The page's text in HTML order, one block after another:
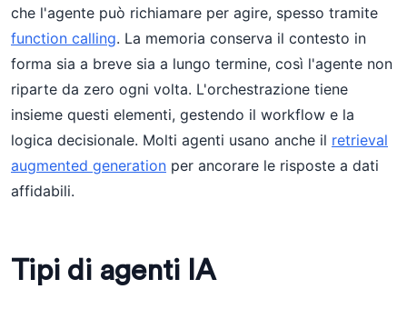
che l'agente può richiamare per agire, spesso tramite
function calling. La memoria conserva il contesto in
forma sia a breve sia a lungo termine, così l'agente non
riparte da zero ogni volta. L'orchestrazione tiene
insieme questi elementi, gestendo il workflow e la
logica decisionale. Molti agenti usano anche il retrieval
augmented generation per ancorare le risposte a dati
affidabili.
Tipi di agenti IA